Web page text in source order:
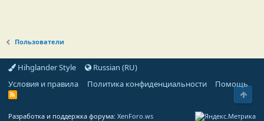
Пользователи
Hihglander Style
Russian (RU)
Условия и правила
Политика конфиденциальности Помощь
R
Разработка и поддержка форума: XenForo.ws